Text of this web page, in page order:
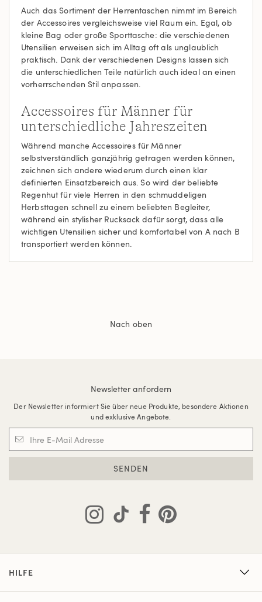
Auch das Sortiment der Herrentaschen nimmt im Bereich
der Accessoires vergleichsweise viel Raum ein. Egal, ob
kleine Bag oder große Sporttasche: die verschiedenen
Utensilien erweisen sich im Alltag oft als unglaublich
praktisch. Dank der verschiedenen Designs lassen sich
die unterschiedlichen Teile natürlich auch ideal an einen
vorherrschenden Stil anpassen.
Accessoires für Männer für
unterschiedliche Jahreszeiten
Während manche Accessoires für Männer
selbstverständlich ganzjährig getragen werden können,
zeichnen sich andere wiederum durch einen klar
definierten Einsatzbereich aus. So wird der beliebte
Regenhut für viele Herren in den schmuddeligen
Herbsttagen schnell zu einem beliebten Begleiter,
während ein stylisher Rucksack dafür sorgt, dass alle
wichtigen Utensilien sicher und komfortabel von A nach B
transportiert werden können.
Nach oben
Newsletter anfordern
Der Newsletter informiert Sie über neue Produkte, besondere Aktionen
und exklusive Angebote.
SENDEN
HILFE